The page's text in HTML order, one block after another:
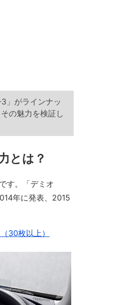
」がラインナッ
の魅力を検証し
とは？
す。「デミオ
年に発表、2015
30枚以上）